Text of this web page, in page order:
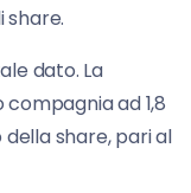
share.
dato. La
ad 1,8
della share, pari al